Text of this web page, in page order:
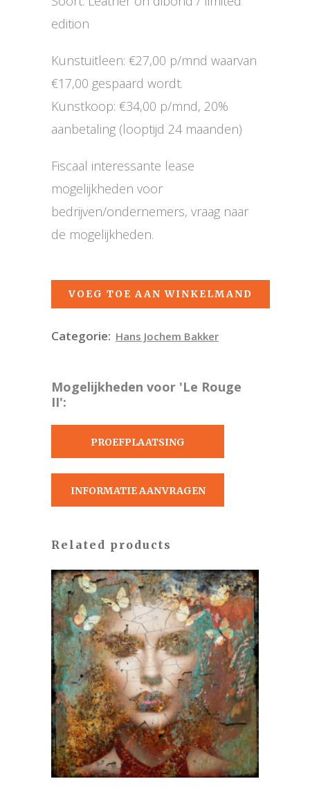
edition
Kunstuitleen: €27,00 p/mnd waarvan
€17,00 gespaard wordt.
Kunstkoop: €34,00 p/mnd, 20%
aanbetaling (looptijd 24 maanden)
Fiscaal interessante lease
mogelijkheden voor
bedrijven/ondernemers, vraag naar
de mogelijkheden.
VOEG TOE AAN WINKELMAND
Categorie: Hans Jochem Bakker
Mogelijkheden voor 'Le Rouge
II':
PROEFPLAATSING
INFORMATIE AANVRAGEN
Related products